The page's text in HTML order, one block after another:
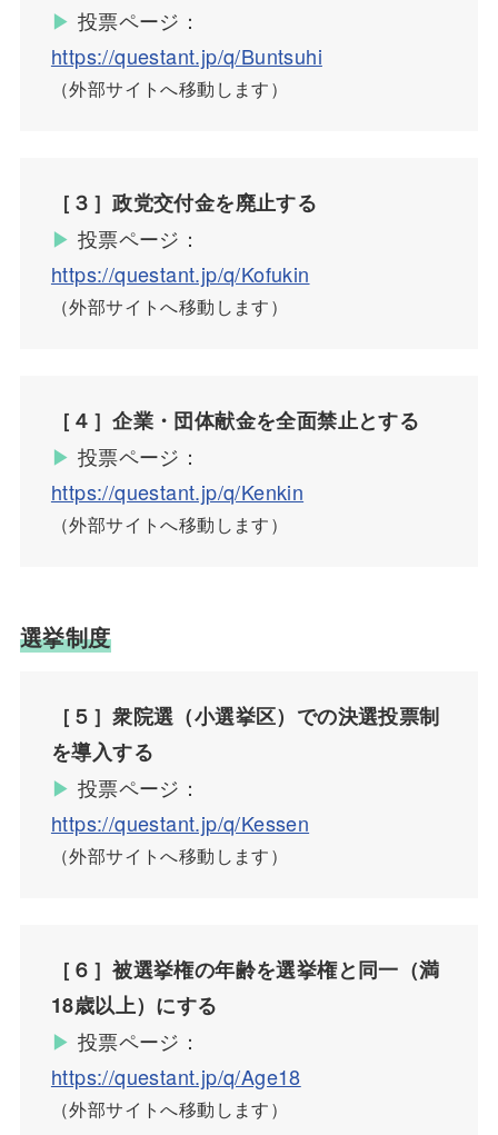
▶︎ 投票ページ：
https://questant.jp/q/Buntsuhi
（外部サイトへ移動します）
［３］政党交付金を廃止する
▶︎ 投票ページ：
https://questant.jp/q/Kofukin
（外部サイトへ移動します）
［４］企業・団体献金を全面禁止とする
▶︎ 投票ページ：
https://questant.jp/q/Kenkin
（外部サイトへ移動します）
選挙制度
［５］衆院選（小選挙区）での決選投票制
を導入する
▶︎ 投票ページ：
https://questant.jp/q/Kessen
（外部サイトへ移動します）
［６］被選挙権の年齢を選挙権と同一（満
18歳以上）にする
▶︎ 投票ページ：
https://questant.jp/q/Age18
（外部サイトへ移動します）